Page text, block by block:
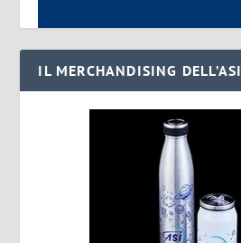
IL MERCHANDISING DELL’ASI